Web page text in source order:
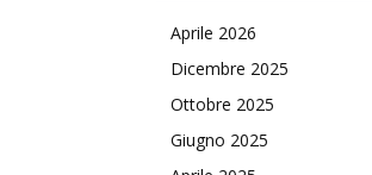
Aprile 2026
Dicembre 2025
Ottobre 2025
Giugno 2025